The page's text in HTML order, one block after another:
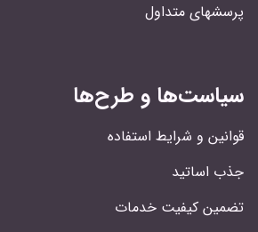
پرسشهای متداول
سیاست‌ها و طرح‌ها
قوانین و شرایط استفاده
جذب اساتید
تضمین کیفیت خدمات